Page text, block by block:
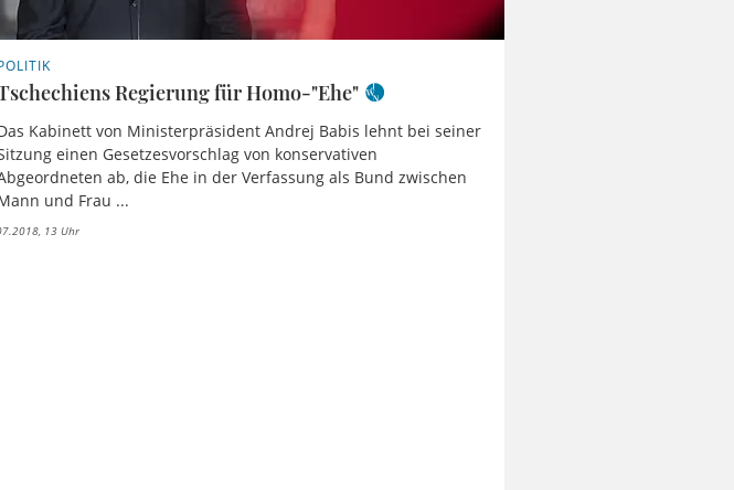
Regierung für Homo-"Ehe"
Kabinett von Ministerpräsident Andrej Babis lehnt bei seiner
einen Gesetzesvorschlag von konservativen
ab, die Ehe in der Verfassung als Bund zwischen
und Frau ...
13 Uhr